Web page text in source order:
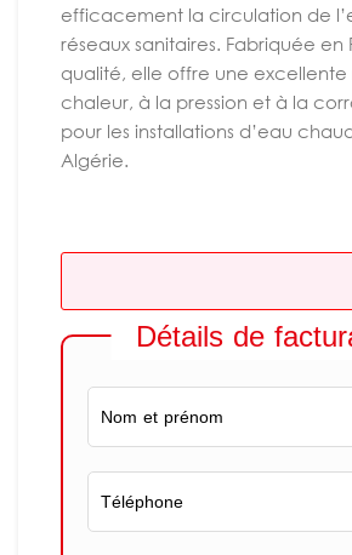
efficacement la circulation de
réseaux sanitaires. Fabriquée en
qualité, elle offre une excellente
chaleur, à la pression et à la
pour les installations d’eau
Algérie.
Détails de